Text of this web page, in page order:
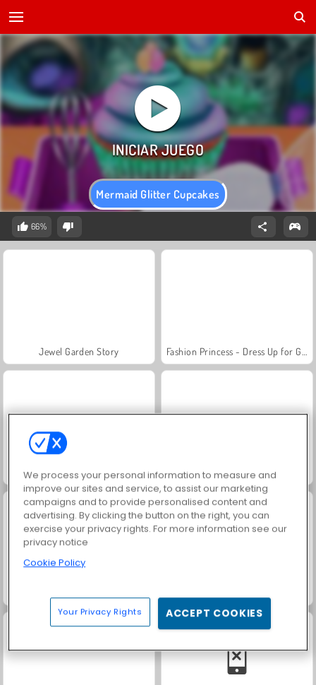
Mermaid Glitter Cupcakes
66%
Jewel Garden Story
Masha and the Bear: Meadows Scala 40
We process your personal information to measure and
improve our sites and service, to assist our marketing
campaigns and to provide personalised content and
advertising. By clicking the button on the right, you can
exercise your privacy rights. For more information see our
privacy notice
Cookie Policy
Your Privacy Rights ACCEPT COOKIES